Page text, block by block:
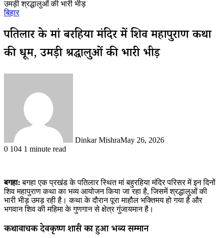
उमड़ी श्रद्धालुओं की भारी भीड़
बिहार
पतिलार के मां बहुरहिया मंदिर में शिव महापुराण कथा
की धूम, उमड़ी श्रद्धालुओं की भारी भीड़
Dinkar MishraMay 26, 2026
0 104 1 minute read
बगहा:बगहा एक प्रखंड के पतिलार स्थित मां बहुरहिया मंदिर परिसर में इन दिनों
शिव महापुराण कथा का भव्य आयोजन किया जा रहा है, जिसमें श्रद्धालुओं की
भारी भीड़ उमड़ रही है। कथा के दौरान पूरा माहौल भक्तिमय हो गया है और
भगवान शिव की महिमा के गुणगान से क्षेत्र गुंजायमान है।
कथावाचक देवकृष्ण शास्त्री का हुआ भव्य सम्मान